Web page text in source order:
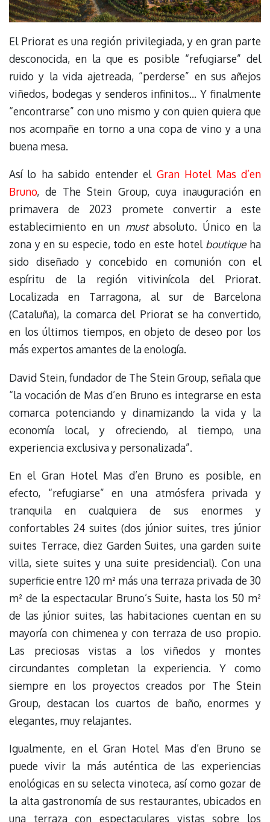
El Priorat es una región privilegiada, y en gran parte
desconocida, en la que es posible “refugiarse” del
ruido y la vida ajetreada, “perderse” en sus añejos
viñedos, bodegas y senderos infinitos… Y finalmente
“encontrarse” con uno mismo y con quien quiera que
nos acompañe en torno a una copa de vino y a una
buena mesa.
Así lo ha sabido entender el Gran Hotel Mas d’en
Bruno, de The Stein Group, cuya inauguración en
primavera de 2023 promete convertir a este
establecimiento en un mustabsoluto. Único en la
zona y en su especie, todo en este hotel boutique ha
sido diseñado y concebido en comunión con el
espíritu de la región vitivinícola del Priorat.
Localizada en Tarragona, al sur de Barcelona
(Cataluña), la comarca del Priorat se ha convertido,
en los últimos tiempos, en objeto de deseo por los
más expertos amantes de la enología.
David Stein, fundador de The Stein Group, señala que
“la vocación de Mas d’en Bruno es integrarse en esta
comarca potenciando y dinamizando la vida y la
economía local, y ofreciendo, al tiempo, una
experiencia exclusiva y personalizada”.
En el Gran Hotel Mas d’en Bruno es posible, en
efecto, “refugiarse” en una atmósfera privada y
tranquila en cualquiera de sus enormes y
confortables 24 suites (dos júnior suites, tres júnior
suites Terrace, diez Garden Suites, una garden suite
villa, siete suites y una suite presidencial). Con una
superficie entre 120 m² más una terraza privada de 30
m² de la espectacular Bruno’s Suite, hasta los 50 m²
de las júnior suites, las habitaciones cuentan en su
mayoría con chimenea y con terraza de uso propio.
Las preciosas vistas a los viñedos y montes
circundantes completan la experiencia. Y como
siempre en los proyectos creados por The Stein
Group, destacan los cuartos de baño, enormes y
elegantes, muy relajantes.
Igualmente, en el Gran Hotel Mas d’en Bruno se
puede vivir la más auténtica de las experiencias
enológicas en su selecta vinoteca, así como gozar de
la alta gastronomía de sus restaurantes, ubicados en
una terraza con espectaculares vistas sobre los